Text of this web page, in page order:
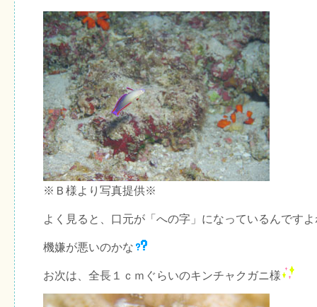
※Ｂ様より写真提供※
よく見ると、口元が「への字」になっているんですよ
機嫌が悪いのかな
お次は、全長１ｃｍぐらいのキンチャクガニ様